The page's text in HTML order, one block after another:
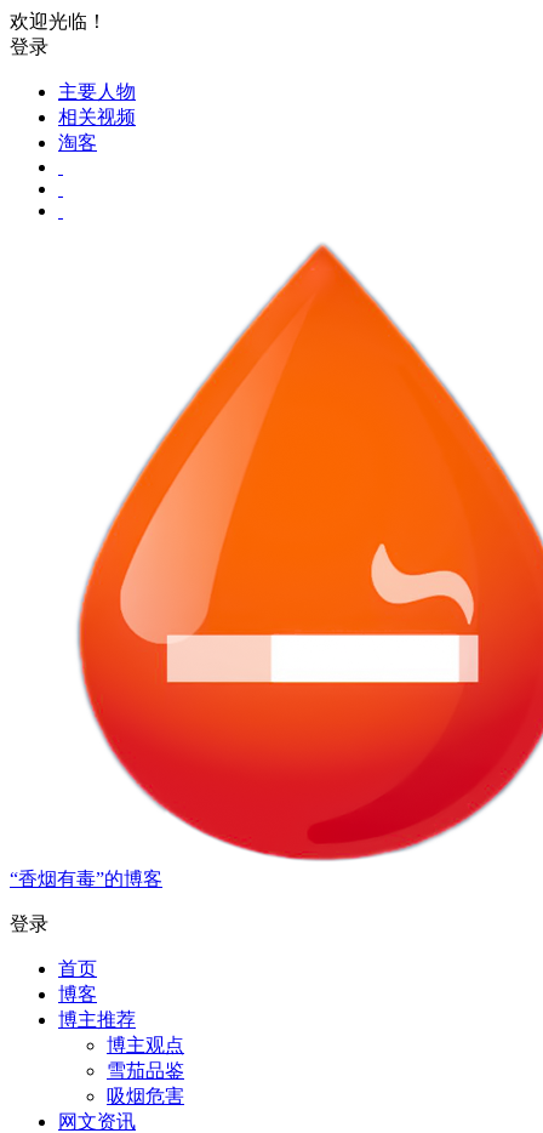
欢迎光临！
登录
主要人物
相关视频
淘客
“香烟有毒”的博客
登录
首页
博客
博主推荐
博主观点
雪茄品鉴
吸烟危害
网文资讯